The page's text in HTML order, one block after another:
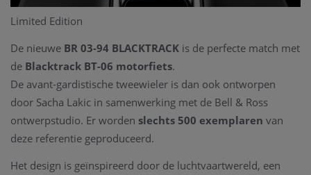
Limited Edition
De nieuwe BR 03-94 BLACKTRACK is de perfecte match met
de Blacktrack BT-06 motorfiets.
De avant-gardistische tweewieler is dan ook ontworpen
door Sacha Lakic in samenwerking met de Bell & Ross
ontwerpstudio. Er worden slechts 500 exemplaren van
deze referentie geproduceerd.
Het design is geïnspireerd door de luchtvaartwereld, een